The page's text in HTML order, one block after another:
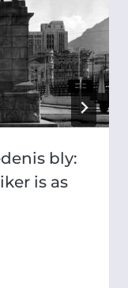
bly:
is as